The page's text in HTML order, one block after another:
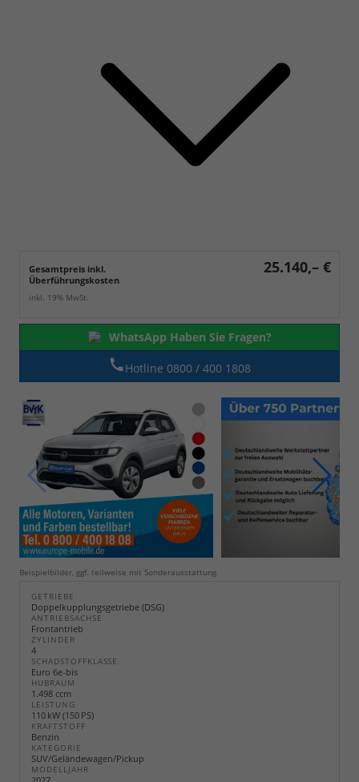
Gesamtpreis inkl.
Überführungskosten
25.140,– €
inkl. 19% MwSt.
WhatsApp Haben Sie Fragen?
Hotline 0800 / 400 1808
Beispielbilder, ggf. teilweise mit Sonderausstattung
GETRIEBE
Doppelkupplungsgetriebe (DSG)
ANTRIEBSACHSE
Frontantrieb
ZYLINDER
4
SCHADSTOFFKLASSE
Euro 6e-bis
HUBRAUM
1.498 ccm
LEISTUNG
110 kW (150 PS)
KRAFTSTOFF
Benzin
KATEGORIE
SUV/Geländewagen/Pickup
MODELLJAHR